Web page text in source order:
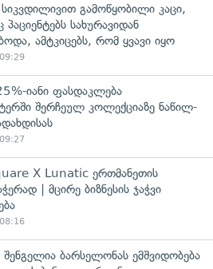
გამოწყობილი კაცი,
სახურავიდან
ამტკიცებს, რომ ყვავი იყო
იანი ფასდაკლება
შერჩეულ კოლექციაზე ნაწილ-
X Lunatic ერთმანეთის
| მცირე ბიზნესის ჯაჭვი
ბარსელონას ემშვიდობება